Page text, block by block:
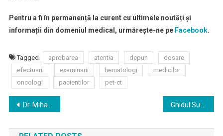
Aprobarea
Efectuării
PET-
CT
Pentru a fi în permanență la curent cu ultimele noutăți și
informații din domeniul medical, urmărește-ne pe Facebook.
Tagged aprobarea atentia depun
dosare
efectuarii
examinarii hematologi
medicilor
oncologi
pacientilor pet-ct
Navigare
în
Dr. Mihaela Vlăiculescu: Încercăm să schimbăm conceptul conform căruia pacientul ascultă ce spune doctorul și urmează mai mult sau mai puțin indicațiile